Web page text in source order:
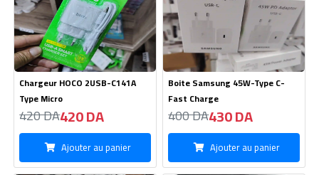
Chargeur HOCO 2USB-C141A
Type Micro
420 DA420 DA
Ajouter au panier
Boite Samsung 45W-Type C-
Fast Charge
400 DA430 DA
Ajouter au panier
Nouveau